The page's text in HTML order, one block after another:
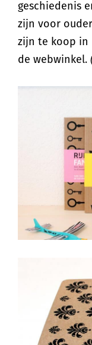
geschiedenis
zijn voor
zijn te koop in
de webwinkel.